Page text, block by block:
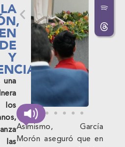
una
las
Asimismo, García
Morón aseguró que en